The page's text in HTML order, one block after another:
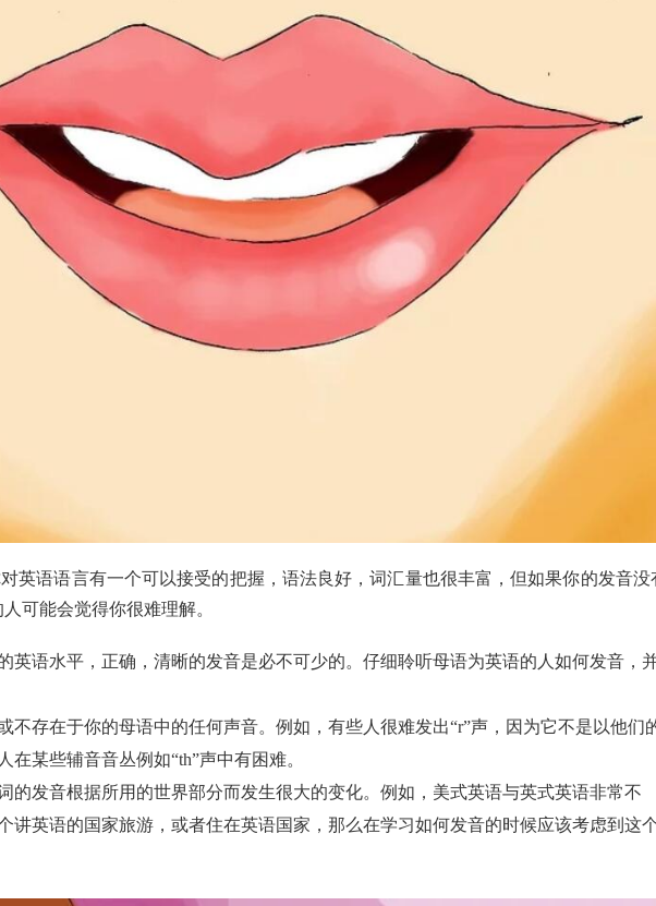
英语语言有一个可以接受的把握，语法良好，词汇量也很丰富，但如果你的发音没
可能会觉得你很难理解。
英语水平，正确，清晰的发音是必不可少的。仔细聆听母语为英语的人如何发音，
不存在于你的母语中的任何声音。例如，有些人很难发出“r”声，因为它不是以他们
在某些辅音音丛例如“th”声中有困难。
的发音根据所用的世界部分而发生很大的变化。例如，美式英语与英式英语非常不
讲英语的国家旅游，或者住在英语国家，那么在学习如何发音的时候应该考虑到这